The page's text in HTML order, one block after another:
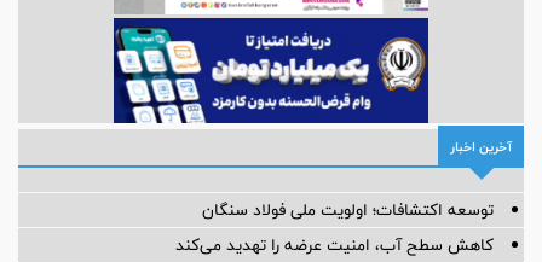
آخرین اخبار
توسعه اکتشافات؛ اولویت ملی فولاد سنگان
کاهش سطح آب، امنیت عرضه را تهدید می‌کند